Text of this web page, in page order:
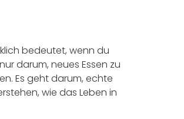
bedeutet, wenn du
darum, neues Essen zu
Es geht darum, echte
wie das Leben in